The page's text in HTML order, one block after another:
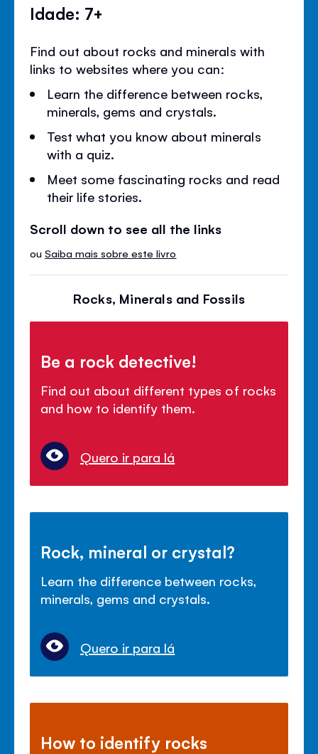
Idade: 7+
Find out about rocks and minerals with
links to websites where you can:
Learn the difference between rocks,
minerals, gems and crystals.
Test what you know about minerals
with a quiz.
Meet some fascinating rocks and read
their life stories.
Scroll down to see all the links
ouSaiba mais sobre este livro
Rocks, Minerals and Fossils
Be a rock detective!
Find out about different types of rocks
and how to identify them.
Quero ir para lá
Rock, mineral or crystal?
Learn the difference between rocks,
minerals, gems and crystals.
Quero ir para lá
How to identify rocks